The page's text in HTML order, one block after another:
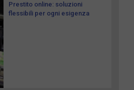
Prestito online: soluzioni
flessibili per ogni esigenza